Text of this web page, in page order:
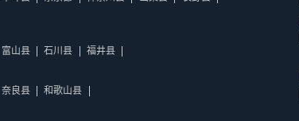
富山县 石川县 福井县
奈良县 和歌山县